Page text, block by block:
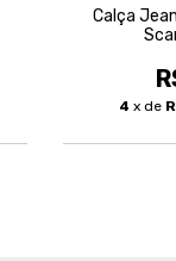
Calça
4 x de